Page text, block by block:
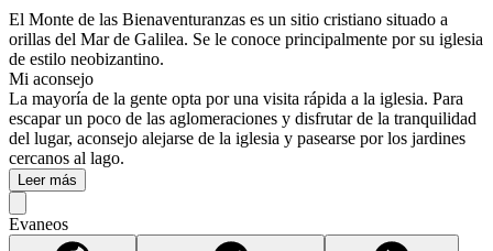
El Monte de las Bienaventuranzas es un sitio cristiano situado a
orillas del Mar de Galilea. Se le conoce principalmente por su iglesia
de estilo neobizantino.
Mi aconsejo
La mayoría de la gente opta por una visita rápida a la iglesia. Para
escapar un poco de las aglomeraciones y disfrutar de la tranquilidad
del lugar, aconsejo alejarse de la iglesia y pasearse por los jardines
cercanos al lago.
Leer más
Evaneos